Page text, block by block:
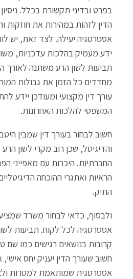
בפרט ובדיני תקשורת בכלל.
הדין לזהות במהירות את חוזקות
אסטרטגיה יעילה. לצד זאת, יש
ידע מעמיק בהלכות עדכניות,
תביעות לשון הרע משתנה לאורך
מחדדים כל הזמן את גבולות
עורך דין מקצועי ומעודכן יידע
המשפטי להלכות האחרונות.
חשוב לבחור בעורך דין שמבין
והדיגיטל, שכן רוב מקרי לשון
החברתיות. היכרות עם מאפייני
הראיות ואתגרי ההוכחה
התיק.
ולבסוף, כדאי לבחור משרד שמציע
אסטרטגיה לכל לקוח. תביעות
קרובות בנושאים רגישים כמו שם
חשוב שעורך הדין יעניק יחס
אסטרטגית שמותאמת למטרות